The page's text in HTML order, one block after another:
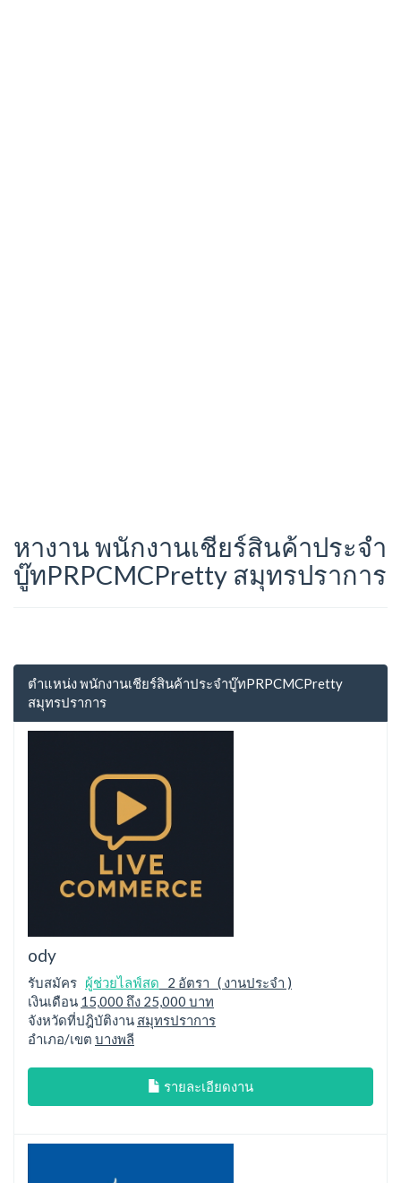
หางาน พนักงานเชียร์สินค้าประจำ
บู๊ทPRPCMCPretty สมุทรปราการ
ตำแหน่ง พนักงานเชียร์สินค้าประจำบู๊ทPRPCMCPretty
สมุทรปราการ
ody
รับสมัคร ผู้ช่วยไลฟ์สด 2 อัตรา ( งานประจำ )
เงินเดือน 15,000 ถึง 25,000 บาท
จังหวัดที่ปฎิบัติงาน สมุทรปราการ
อำเภอ/เขต บางพลี
รายละเอียดงาน